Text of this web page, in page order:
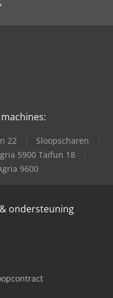
22
Sloop­scharen
5900 Taifun 18
9600
ondersteuning